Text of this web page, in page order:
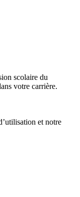
scolaire du
votre carrière.
et notre